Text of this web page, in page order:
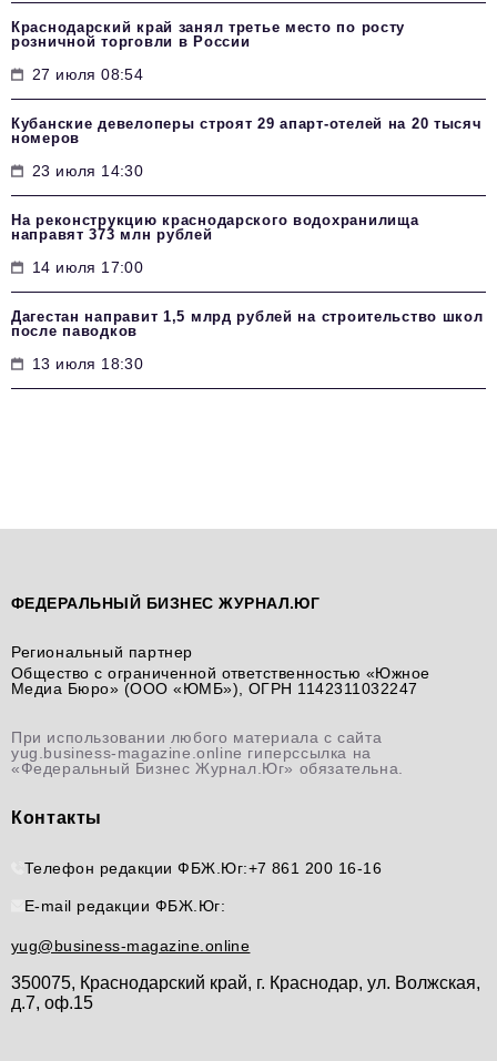
Краснодарский край занял третье место по росту
розничной торговли в России
27 июля 08:54
Кубанские девелоперы строят 29 апарт-отелей на 20 тысяч
номеров
23 июля 14:30
На реконструкцию краснодарского водохранилища
направят 373 млн рублей
14 июля 17:00
Дагестан направит 1,5 млрд рублей на строительство школ
после паводков
13 июля 18:30
ФЕДЕРАЛЬНЫЙ БИЗНЕС ЖУРНАЛ.ЮГ
Региональный партнер
Общество с ограниченной ответственностью «Южное
Медиа Бюро» (ООО «ЮМБ»), ОГРН 1142311032247
При использовании любого материала с сайта
yug.business-magazine.online гиперссылка на
«Федеральный Бизнес Журнал.Юг» обязательна.
Контакты
Телефон редакции ФБЖ.Юг:+7 861 200 16-16
E-mail редакции ФБЖ.Юг:
yug@business-magazine.online
350075, Краснодарский край, г. Краснодар, ул. Волжская,
д.7, оф.15